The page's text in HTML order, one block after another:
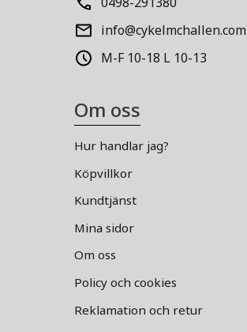
info@cykelmchallen.com
M-F 10-18 L 10-13
Om oss
Hur handlar jag?
Köpvillkor
Kundtjänst
Mina sidor
Om oss
Policy och cookies
Reklamation och retur